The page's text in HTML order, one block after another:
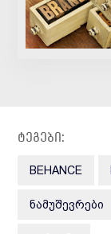
ტეგები:
BEHANCE
ᲜᲐᲛᲣᲨᲔᲕᲠᲔᲑᲘ